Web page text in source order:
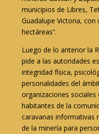
municipios de Libres,
Guadalupe Victoria,
hectáreas”.
Luego de lo anterior la
pide a las autoridades
integridad física,
personalidades del
organizaciones
habitantes de la
caravanas informativas
de la minería para